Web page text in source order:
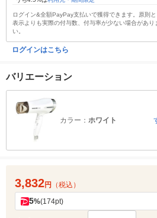
ログイン&全額PayPay支払いで獲得できます。原則
表示よりも実際の付与数、付与率が少ない場合があり
い。
ログインはこちら
バリエーション
カラー： ホワイト
3,832円 （税込）
5%(174pt)